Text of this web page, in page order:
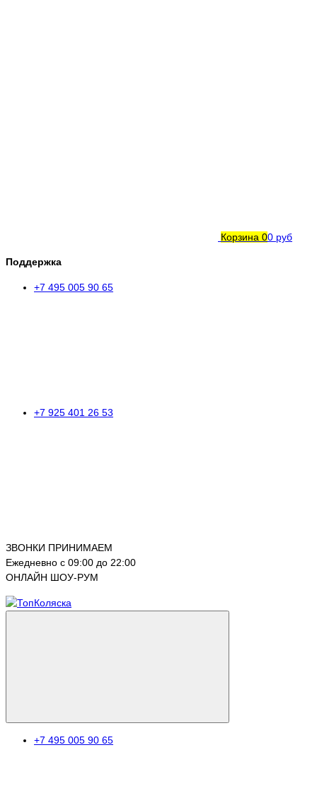
Корзина 00 руб
Поддержка
+7 495 005 90 65
+7 925 401 26 53
ЗВОНКИ ПРИНИМАЕМ
Ежедневно с 09:00 до 22:00
ОНЛАЙН ШОУ-РУМ
+7 495 005 90 65